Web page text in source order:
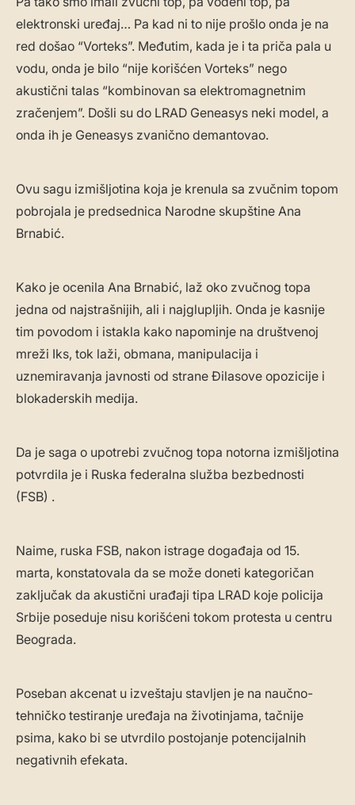
elektronski uređaj… Pa kad ni to nije prošlo onda je na
red došao “Vorteks”. Međutim, kada je i ta priča pala u
vodu, onda je bilo “nije korišćen Vorteks” nego
akustični talas “kombinovan sa elektromagnetnim
zračenjem”. Došli su do LRAD Geneasys neki model, a
onda ih je Geneasys zvanično demantovao.
Ovu sagu izmišljotina koja je krenula sa zvučnim topom
pobrojala je predsednica Narodne skupštine Ana
Brnabić.
Kako je ocenila Ana Brnabić, laž oko zvučnog topa
jedna od najstrašnijih, ali i najglupljih. Onda je kasnije
tim povodom i istakla kako napominje na društvenoj
mreži Iks, tok laži, obmana, manipulacija i
uznemiravanja javnosti od strane Đilasove opozicije i
blokaderskih medija.
Da je saga o upotrebi zvučnog topa notorna izmišljotina
potvrdila je i Ruska federalna služba bezbednosti
(FSB) .
Naime, ruska FSB, nakon istrage događaja od 15.
marta, konstatovala da se može doneti kategoričan
zaključak da akustični urađaji tipa LRAD koje policija
Srbije poseduje nisu korišćeni tokom protesta u centru
Beograda.
Poseban akcenat u izveštaju stavljen je na naučno-
tehničko testiranje uređaja na životinjama, tačnije
psima, kako bi se utvrdilo postojanje potencijalnih
negativnih efekata.